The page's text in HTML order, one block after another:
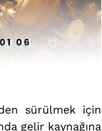
sürülmek için
gelir kaynağına